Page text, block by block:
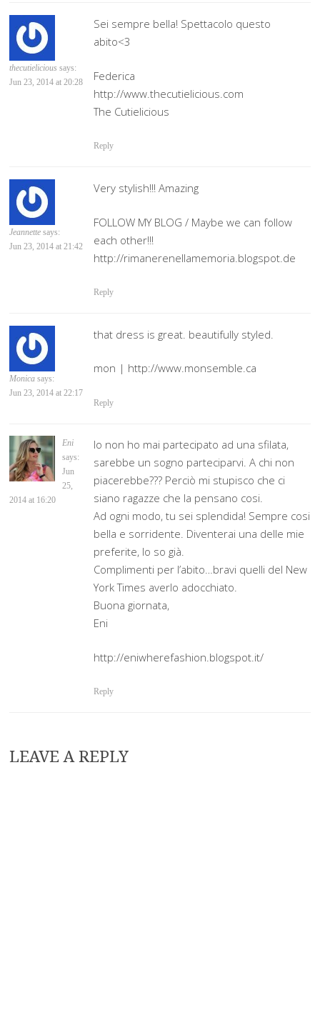
thecutielicious says:
Jun 23, 2014 at 20:28
Sei sempre bella! Spettacolo questo
abito<3
Federica
http://www.thecutielicious.com
The Cutielicious
Reply
Jeannette says:
Jun 23, 2014 at 21:42
Very stylish!!! Amazing
FOLLOW MY BLOG / Maybe we can follow
each other!!!
http://rimanerenellamemoria.blogspot.de
Reply
Monica says:
Jun 23, 2014 at 22:17
that dress is great. beautifully styled.
mon | http://www.monsemble.ca
Reply
Eni
says:
Jun
25,
2014 at 16:20
Io non ho mai partecipato ad una sfilata,
sarebbe un sogno parteciparvi. A chi non
piacerebbe??? Perciò mi stupisco che ci
siano ragazze che la pensano cosi.
Ad ogni modo, tu sei splendida! Sempre cosi
bella e sorridente. Diventerai una delle mie
preferite, lo so già.
Complimenti per l’abito…bravi quelli del New
York Times averlo adocchiato.
Buona giornata,
Eni
http://eniwherefashion.blogspot.it/
Reply
LEAVE A REPLY